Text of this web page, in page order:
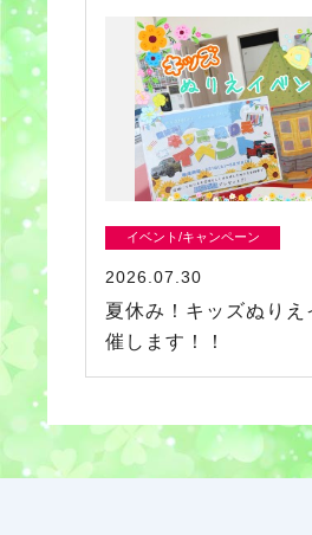
イベント/キャンペーン
2026.07.30
夏休み！キッズぬりえ
催します！！